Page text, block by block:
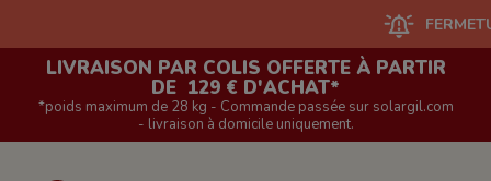
FERMETURE
LIVRAISON PAR COLIS OFFERTE À PARTIR
DE 129 € D'ACHAT*
*poids maximum de 28 kg - Commande passée sur solargil.com
- livraison à domicile uniquement.